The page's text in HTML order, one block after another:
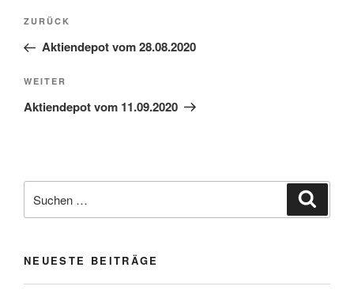
Beitragsnavigation
Vorheriger
Beitrag
ZURÜCK
Aktiendepot vom 28.08.2020
Nächster
Beitrag
WEITER
Aktiendepot vom 11.09.2020
nach:
NEUESTE BEITRÄGE